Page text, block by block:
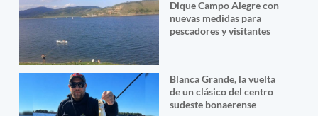
Dique Campo Alegre con
nuevas medidas para
pescadores y visitantes
Blanca Grande, la vuelta
de un clásico del centro
sudeste bonaerense